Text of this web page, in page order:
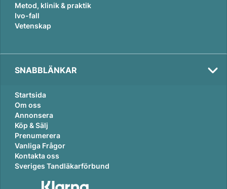
Metod, klinik & praktik
Ivo-fall
Vetenskap
SNABBLÄNKAR
Startsida
Om oss
Annonsera
Köp & Sälj
Prenumerera
Vanliga Frågor
Kontakta oss
Sveriges Tandläkarförbund